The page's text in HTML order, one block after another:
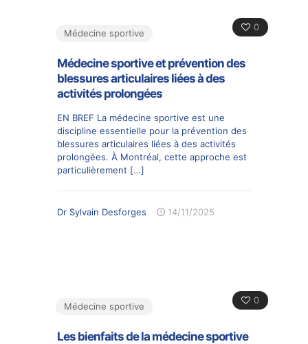
0
Médecine sportive
Médecine sportive et prévention des
blessures articulaires liées à des
activités prolongées
EN BREF La médecine sportive est une
discipline essentielle pour la prévention des
blessures articulaires liées à des activités
prolongées. À Montréal, cette approche est
particulièrement […]
Dr Sylvain Desforges 14/11/2025
0
Médecine sportive
Les bienfaits de la médecine sportive